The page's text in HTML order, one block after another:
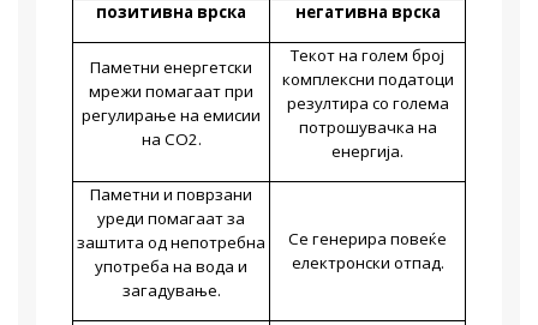
позитивна врска
негативна врска
Паметни енергетски
мрежи помагаат при
регулирање на емисии
на CO2.
Текот на голем број
комплексни податоци
резултира со голема
потрошувачка на
енергија.
Паметни и поврзани
уреди помагаат за
заштита од непотребна
употреба на вода и
загадување.
Се генерира повеќе
електронски отпад.